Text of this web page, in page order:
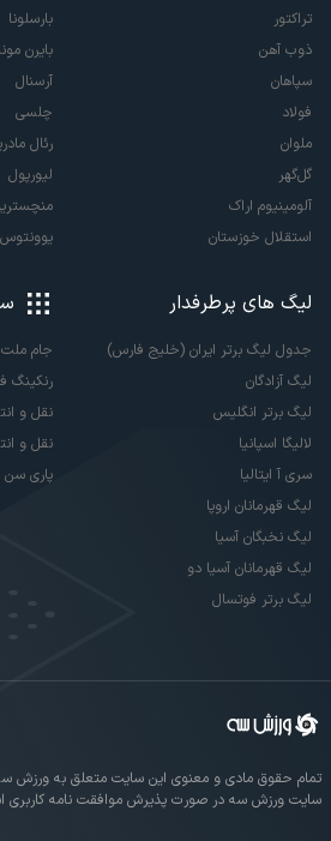
تراکتور
ذوب آهن
سپاهان
فولاد
ملوان
گل‌گهر
آلومینیوم اراک
استقلال خوزستان
بارسلونا
بایرن
آرسنال
چلسی
رئال
لیورپول
یوونتوس
لیگ های پرطرفدار
جدول لیگ برتر ایران (خلیج فارس)
لیگ آزادگان
لیگ برتر انگلیس
لالیگا اسپانیا
سری آ ایتالیا
لیگ قهرمانان اروپا
لیگ نخبگان آسیا
لیگ قهرمانان آسیا دو
لیگ برتر فوتسال
جام ملت
رنکینگ
نقل و
نقل و
پاری سن
تمام حقوق مادی و معنوی این سایت متعلق به ورزش
سایت ورزش سه در صورت پذیرش موافقت نامه کاربری